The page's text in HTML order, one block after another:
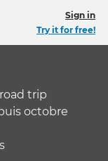
Sign in
Try it for free!
trip
octobre